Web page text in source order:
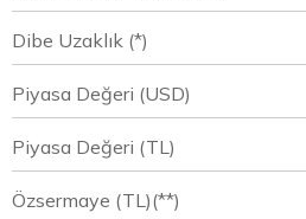
Dibe Uzaklık (*)
Piyasa Değeri (USD)
Piyasa Değeri (TL)
Özsermaye (TL)(**)